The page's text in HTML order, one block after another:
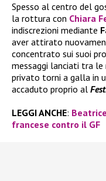
Spesso al centro del
la rottura con Chiara
indiscrezioni mediante
aver attirato
concentrato sui suoi
messaggi lanciati tra le
privato torni a galla in
accaduto proprio al
LEGGI ANCHE:
francese contro il GF